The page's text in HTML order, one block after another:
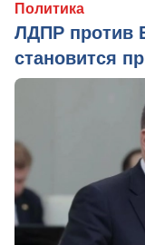
Политика
ЛДПР против
становится